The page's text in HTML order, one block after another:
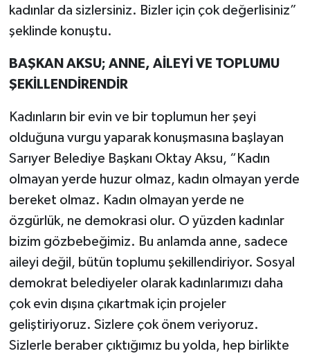
kadınlar da sizlersiniz. Bizler için çok değerlisiniz”
şeklinde konuştu.
BAŞKAN AKSU; ANNE, AİLEYİ VE TOPLUMU
ŞEKİLLENDİRENDİR
Kadınların bir evin ve bir toplumun her şeyi
olduğuna vurgu yaparak konuşmasına başlayan
Sarıyer Belediye Başkanı Oktay Aksu, “Kadın
olmayan yerde huzur olmaz, kadın olmayan yerde
bereket olmaz. Kadın olmayan yerde ne
özgürlük, ne demokrasi olur. O yüzden kadınlar
bizim gözbebeğimiz. Bu anlamda anne, sadece
aileyi değil, bütün toplumu şekillendiriyor. Sosyal
demokrat belediyeler olarak kadınlarımızı daha
çok evin dışına çıkartmak için projeler
geliştiriyoruz. Sizlere çok önem veriyoruz.
Sizlerle beraber çıktığımız bu yolda, hep birlikte